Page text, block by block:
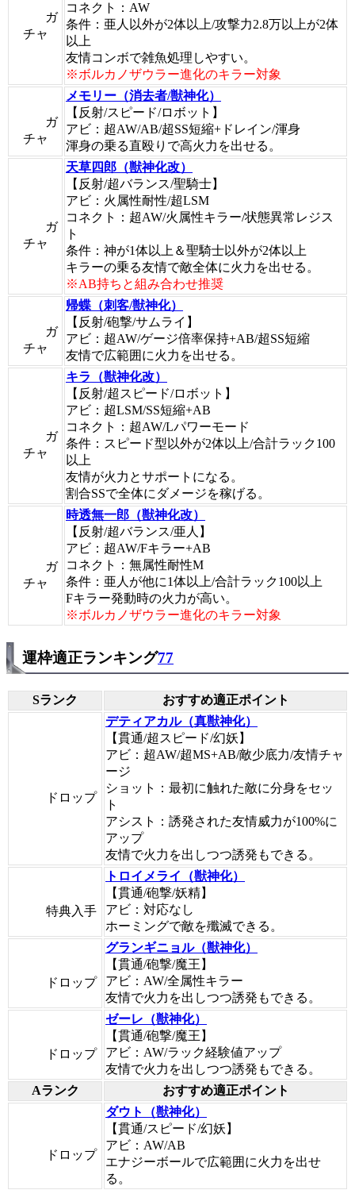
ガ
チャ
コネクト：AW
条件：亜人以外が2体以上/攻撃力2.8万以上が2体
以上
友情コンボで雑魚処理しやすい。
※ボルカノザウラー進化のキラー対象
ガ
チャ
メモリー（消去者/獣神化）
【反射/スピード/ロボット】
アビ：超AW/AB/超SS短縮+ドレイン/渾身
渾身の乗る直殴りで高火力を出せる。
ガ
チャ
天草四郎（獣神化改）
【反射/超バランス/聖騎士】
アビ：火属性耐性/超LSM
コネクト：超AW/火属性キラー/状態異常レジス
ト
条件：神が1体以上＆聖騎士以外が2体以上
キラーの乗る友情で敵全体に火力を出せる。
※AB持ちと組み合わせ推奨
ガ
チャ
帰蝶（刺客/獣神化）
【反射/砲撃/サムライ】
アビ：超AW/ゲージ倍率保持+AB/超SS短縮
友情で広範囲に火力を出せる。
ガ
チャ
キラ（獣神化改）
【反射/超スピード/ロボット】
アビ：超LSM/SS短縮+AB
コネクト：超AW/Lパワーモード
条件：スピード型以外が2体以上/合計ラック100
以上
友情が火力とサポートになる。
割合SSで全体にダメージを稼げる。
ガ
チャ
時透無一郎（獣神化改）
【反射/超バランス/亜人】
アビ：超AW/Fキラー+AB
コネクト：無属性耐性M
条件：亜人が他に1体以上/合計ラック100以上
Fキラー発動時の火力が高い。
※ボルカノザウラー進化のキラー対象
運枠適正ランキング77
Sランク おすすめ適正ポイント
ドロップ
デティアカル（真獣神化）
【貫通/超スピード/幻妖】
アビ：超AW/超MS+AB/敵少底力/友情チャ
ージ
ショット：最初に触れた敵に分身をセッ
ト
アシスト：誘発された友情威力が100%に
アップ
友情で火力を出しつつ誘発もできる。
特典入手
トロイメライ（獣神化）
【貫通/砲撃/妖精】
アビ：対応なし
ホーミングで敵を殲滅できる。
ドロップ
グランギニョル（獣神化）
【貫通/砲撃/魔王】
アビ：AW/全属性キラー
友情で火力を出しつつ誘発もできる。
ドロップ
ゼーレ（獣神化）
【貫通/砲撃/魔王】
アビ：AW/ラック経験値アップ
友情で火力を出しつつ誘発もできる。
Aランク
おすすめ適正ポイント
ドロップ
ダウト（獣神化）
【貫通/スピード/幻妖】
アビ：AW/AB
エナジーボールで広範囲に火力を出せ
る。